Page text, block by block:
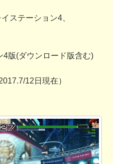
ステーション4、
4版(ダウンロード版含む)
12日現在）